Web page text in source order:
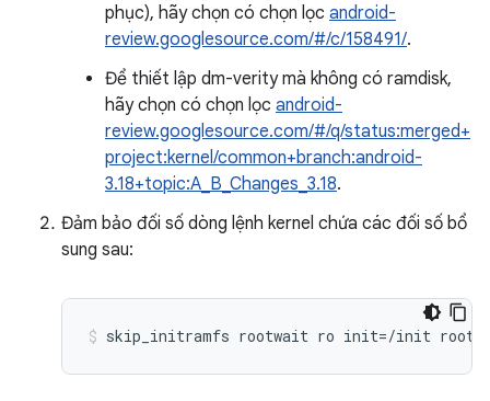
phục), hãy chọn có chọn lọc android-
review.googlesource.com/#/c/158491/.
Để thiết lập dm-verity mà không có ramdisk,
hãy chọn có chọn lọc android-
review.googlesource.com/#/q/status:merged+
project:kernel/common+branch:android-
3.18+topic:A_B_Changes_3.18.
Đảm bảo đối số dòng lệnh kernel chứa các đối số bổ
sung sau:
skip_initramfs rootwait ro init=/init root="/